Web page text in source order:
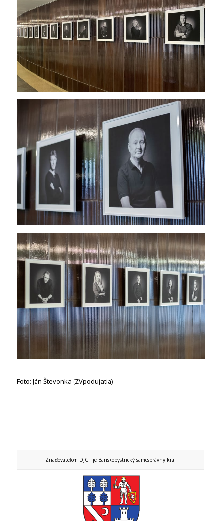
Foto: Ján Števonka (ZVpodujatia)
Zriaďovateľom DJGT je Banskobystrický samosprávny kraj